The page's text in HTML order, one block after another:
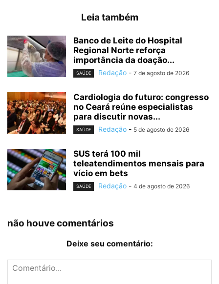
Leia também
Banco de Leite do Hospital
Regional Norte reforça
importância da doação...
SAÚDE Redação - 7 de agosto de 2026
Cardiologia do futuro: congresso
no Ceará reúne especialistas
para discutir novas...
SAÚDE Redação - 5 de agosto de 2026
SUS terá 100 mil
teleatendimentos mensais para
vício em bets
SAÚDE Redação - 4 de agosto de 2026
não houve comentários
Deixe seu comentário: